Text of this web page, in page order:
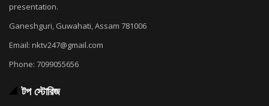
presentation.
Ganeshguri, Guwahati, Assam 781006
Email: nktv247@gmail.com
Phone: 7099055656
টপ স্টোরিজ